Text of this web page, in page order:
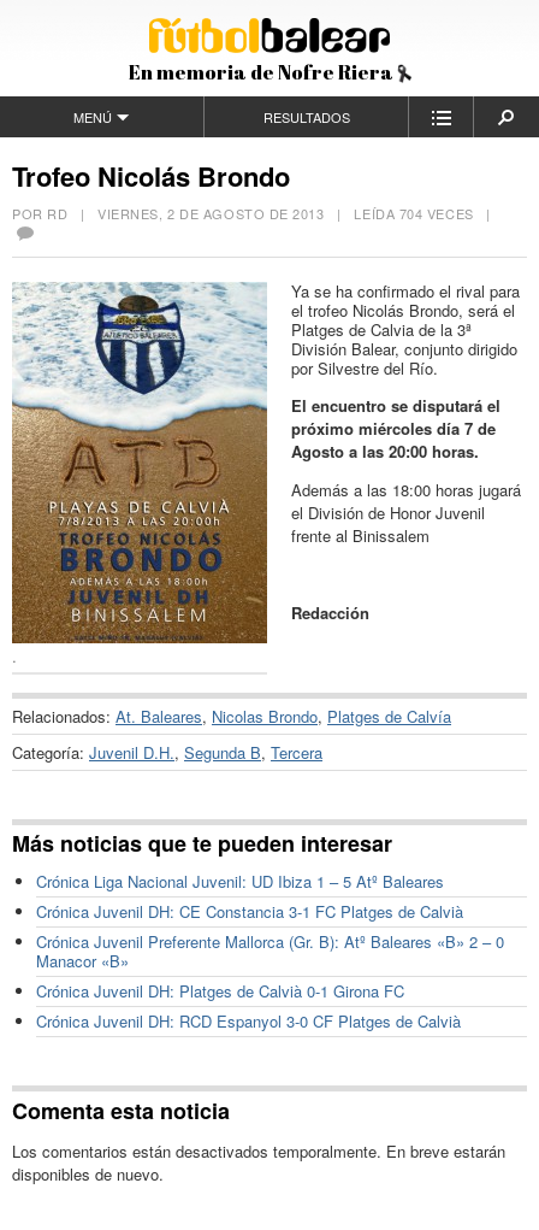
En memoria de Nofre Riera
MENÚ RESULTADOS
Trofeo Nicolás Brondo
POR RD |VIERNES, 2 DE AGOSTO DE 2013 | LEÍDA 704 VECES |
.
Ya se ha confirmado el rival para
el trofeo Nicolás Brondo, será el
Platges de Calvia de la 3ª
División Balear, conjunto dirigido
por Silvestre del Río.
El encuentro se disputará el
próximo miércoles día 7 de
Agosto a las 20:00 horas.
Además a las 18:00 horas jugará
el División de Honor Juvenil
frente al Binissalem
Redacción
Relacionados: At. Baleares, Nicolas Brondo, Platges de Calvía
Categoría: Juvenil D.H., Segunda B, Tercera
Más noticias que te pueden interesar
Crónica Liga Nacional Juvenil: UD Ibiza 1 – 5 Atº Baleares
Crónica Juvenil DH: CE Constancia 3-1 FC Platges de Calvià
Crónica Juvenil Preferente Mallorca (Gr. B): Atº Baleares «B» 2 – 0
Manacor «B»
Crónica Juvenil DH: Platges de Calvià 0-1 Girona FC
Crónica Juvenil DH: RCD Espanyol 3-0 CF Platges de Calvià
Comenta esta noticia
Los comentarios están desactivados temporalmente. En breve estarán
disponibles de nuevo.